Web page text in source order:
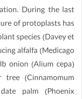
During the last
of protoplasts has
species (Davey et
alfalfa (Medicago
onion (Alium cepa)
tree (Cinnamomum
palm (Phoenix